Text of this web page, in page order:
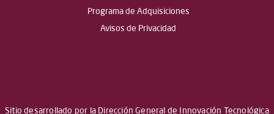
Programa de Adquisiciones
Avisos de Privacidad
Sitio desarrollado por la Dirección General de Innovación Tecnológica